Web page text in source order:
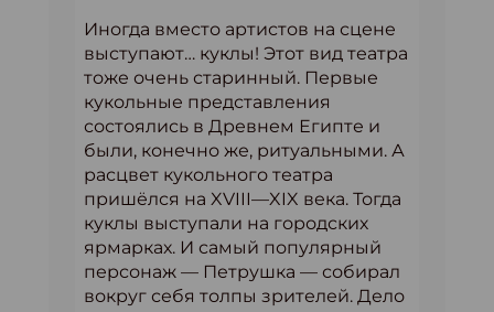
Иногда вместо артистов на сцене
выступают… куклы! Этот вид театра
тоже очень старинный. Первые
кукольные представления
состоялись в Древнем Египте и
были, конечно же, ритуальными. А
расцвет кукольного театра
пришёлся на XVIII—XIX века. Тогда
куклы выступали на городских
ярмарках. И самый популярный
персонаж — Петрушка — собирал
вокруг себя толпы зрителей. Дело